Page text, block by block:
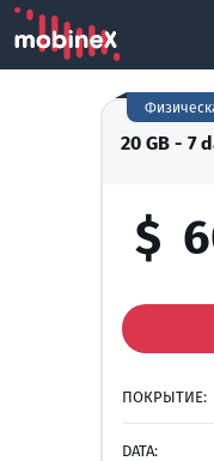
20 GB - 7
$
ПОКРЫТИЕ:
DATA: